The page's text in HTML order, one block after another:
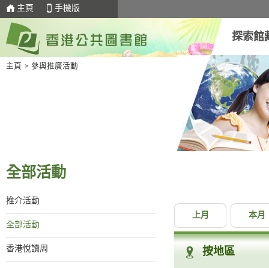
主頁 手機版
探索館
主頁 > 參與推廣活動
全部活動
推介活動
全部活動
香港悅讀周
上月 本月
按地區